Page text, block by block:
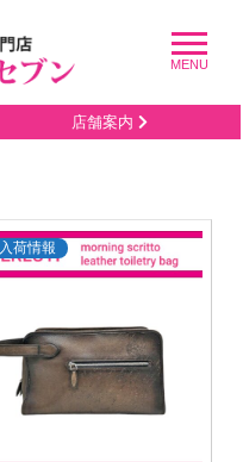
店舗案内
入荷情報